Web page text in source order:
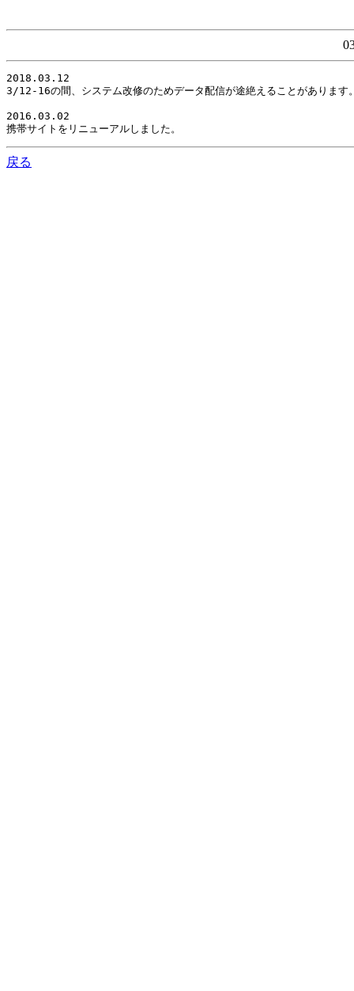
2018.03.12
3/12-16の間、システム改修のためデータ配信が途絶えることがあります
2016.03.02
携帯サイトをリニューアルしました。
戻る